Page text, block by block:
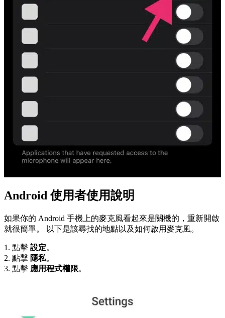
Android 使用者使用說明
如果你的 Android 手機上的麥克風看起來是關機的，重新開啟
就很簡單。 以下是該尋找的地點以及如何啟用麥克風。
1. 點擊 設定。
2. 點擊 隱私。
3. 點擊 應用程式權限。